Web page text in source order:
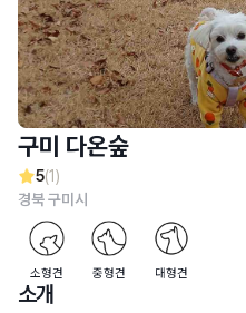
구미 다온숲
5(1)
경북 구미시
소형견 중형견 대형견
소개